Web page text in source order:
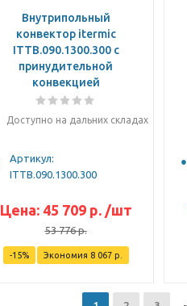
Внутрипольный
конвектор itermic
ITTB.090.1300.300 с
принудительной
конвекцией
Доступно на дальних складах
Артикул:
ITTB.090.1300.300
Цена: 45 709р. /шт
53 776р.
-15% Экономия 8 067р.